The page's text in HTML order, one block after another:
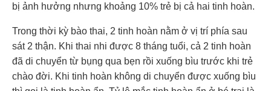
bị ảnh hưởng nhưng khoảng 10% trẻ bị cả hai tinh hoàn.
Trong thời kỳ bào thai, 2 tinh hoàn nằm ở vị trí phía sau
sát 2 thận. Khi thai nhi được 8 tháng tuổi, cả 2 tinh hoàn
đã di chuyển từ bụng qua bẹn rồi xuống bìu trước khi trẻ
chào đời. Khi tinh hoàn không di chuyển được xuống bìu